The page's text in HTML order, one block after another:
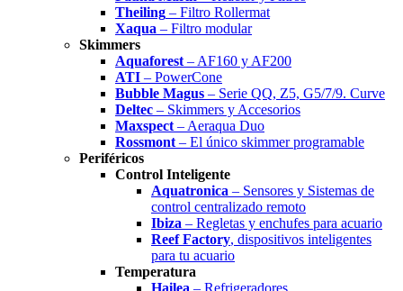
Theiling – Filtro Rollermat
Xaqua – Filtro modular
Skimmers
Aquaforest – AF160 y AF200
ATI – PowerCone
Bubble Magus – Serie QQ, Z5, G5/7/9. Curve
Deltec – Skimmers y Accesorios
Maxspect – Aeraqua Duo
Rossmont – El único skimmer programable
Periféricos
Control Inteligente
Aquatronica – Sensores y Sistemas de
control centralizado remoto
Ibiza – Regletas y enchufes para acuario
Reef Factory, dispositivos inteligentes
para tu acuario
Temperatura
Hailea – Refrigeradores